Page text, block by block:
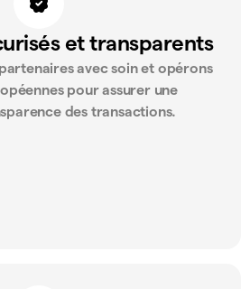
et transparents
avec soin et opérons
pour assurer une
des transactions.